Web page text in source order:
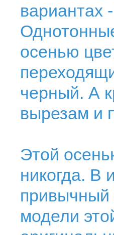
вариантах
осенью
черный. А
вырезам и
Этой
никогда. В
привычный
модели